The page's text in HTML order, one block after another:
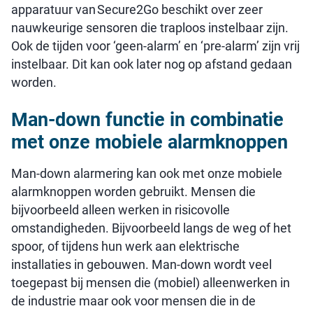
apparatuur van Secure2Go beschikt over zeer
nauwkeurige sensoren die traploos instelbaar zijn.
Ook de tijden voor ‘geen-alarm’ en ‘pre-alarm’ zijn vrij
instelbaar. Dit kan ook later nog op afstand gedaan
worden.
Man-down functie in combinatie
met onze mobiele alarmknoppen
Man-down alarmering kan ook met onze mobiele
alarmknoppen worden gebruikt. Mensen die
bijvoorbeeld alleen werken in risicovolle
omstandigheden. Bijvoorbeeld langs de weg of het
spoor, of tijdens hun werk aan elektrische
installaties in gebouwen. Man-down wordt veel
toegepast bij mensen die (mobiel) alleenwerken in
de industrie maar ook voor mensen die in de